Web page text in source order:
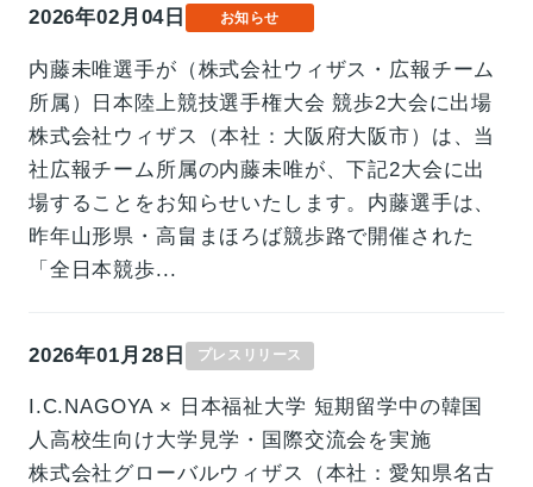
2026年02月04日 お知らせ
内藤未唯選手が（株式会社ウィザス・広報チーム
所属）日本陸上競技選手権大会 競歩2大会に出場
株式会社ウィザス（本社：大阪府大阪市）は、当
社広報チーム所属の内藤未唯が、下記2大会に出
場することをお知らせいたします。内藤選手は、
昨年山形県・高畠まほろば競歩路で開催された
「全日本競歩...
2026年01月28日 プレスリリース
I.C.NAGOYA × 日本福祉大学 短期留学中の韓国
人高校生向け大学見学・国際交流会を実施
株式会社グローバルウィザス（本社：愛知県名古